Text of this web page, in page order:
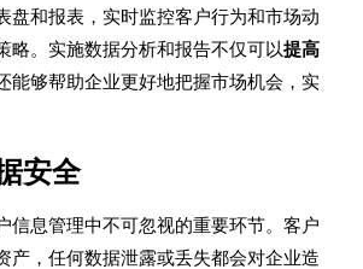
盘和报表，实时监控客户行为和市场动
略。实施数据分析和报告不仅可以提高
能够帮助企业更好地把握市场机会，实
安全
信息管理中不可忽视的重要环节。客户
产，任何数据泄露或丢失都会对企业造